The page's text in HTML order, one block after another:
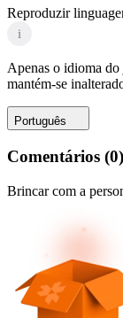
Reproduzir
i
Apenas o idioma
mantém-se
Português
Comentários (0)
Brincar com a